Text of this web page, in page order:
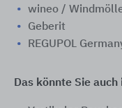
wineo /
Geberit
REGUPOL
Das könnte Sie